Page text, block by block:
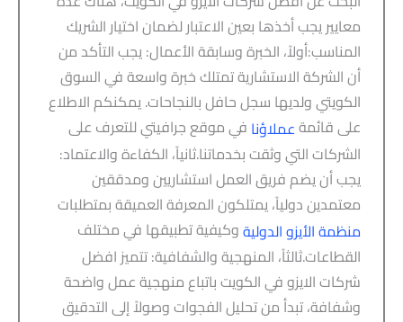
معايير يجب أخذها بعين الاعتبار لضمان اختيار الشريك
المناسب:أولاً، الخبرة وسابقة الأعمال: يجب التأكد من
أن الشركة الاستشارية تمتلك خبرة واسعة في السوق
الكويتي ولديها سجل حافل بالنجاحات. يمكنكم الاطلاع
على قائمةعملاؤنا في موقع جرافيتي للتعرف على
الشركات التي وثقت بخدماتنا.ثانياً، الكفاءة والاعتماد:
يجب أن يضم فريق العمل استشاريين ومدققين
معتمدين دولياً، يمتلكون المعرفة العميقة بمتطلبات
منظمة الأيزو الدوليةوكيفية تطبيقها في مختلف
القطاعات.ثالثاً، المنهجية والشفافية: تتميز افضل
شركات الايزو في الكويت باتباع منهجية عمل واضحة
وشفافة، تبدأ من تحليل الفجوات وصولاً إلى التدقيق